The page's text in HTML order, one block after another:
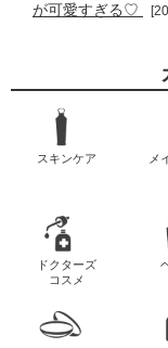
が可愛すぎる♡
スキンケア メ
ドクターズ
コスメ